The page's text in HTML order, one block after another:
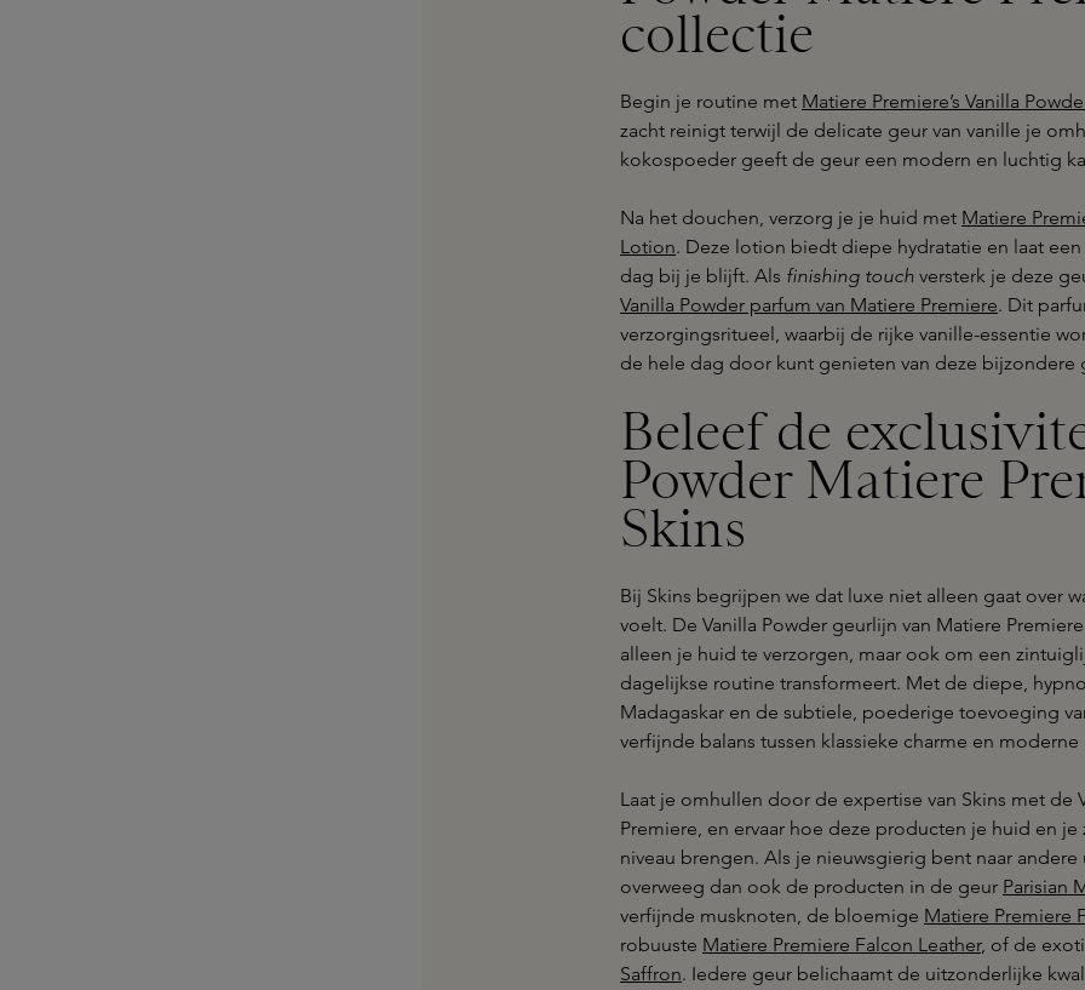
collectie
Begin je routine met Matiere Premiere’s Vanilla
zacht reinigt terwijl de delicate geur van vanille je
kokospoeder geeft de geur een modern en luchtig
Na het douchen, verzorg je je huid met Matiere
Lotion. Deze lotion biedt diepe hydratatie en laat een
dag bij je blijft. Als finishing touch versterk je deze
Vanilla Powder parfum van Matiere Premiere. Dit
verzorgingsritueel, waarbij de rijke vanille-essentie
de hele dag door kunt genieten van deze bijzondere
Beleef de
Powder Matiere
Skins
Bij Skins begrijpen we dat luxe niet alleen gaat over
voelt. De Vanilla Powder geurlijn van Matiere
alleen je huid te verzorgen, maar ook om een
dagelijkse routine transformeert. Met de diepe,
Madagaskar en de subtiele, poederige toevoeging
verfijnde balans tussen klassieke charme en moderne
Laat je omhullen door de expertise van Skins met de
Premiere, en ervaar hoe deze producten je huid en je
niveau brengen. Als je nieuwsgierig bent naar andere
overweeg dan ook de producten in de geur Parisian
verfijnde musknoten, de bloemige Matiere Premiere
robuuste Matiere Premiere Falcon Leather, of de
Saffron. Iedere geur belichaamt de uitzonderlijke